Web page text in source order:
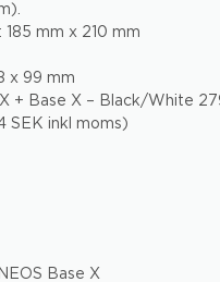
mm x 210 mm
x 99 mm
+ Base X – Black/White
SEK inkl moms)
Base X